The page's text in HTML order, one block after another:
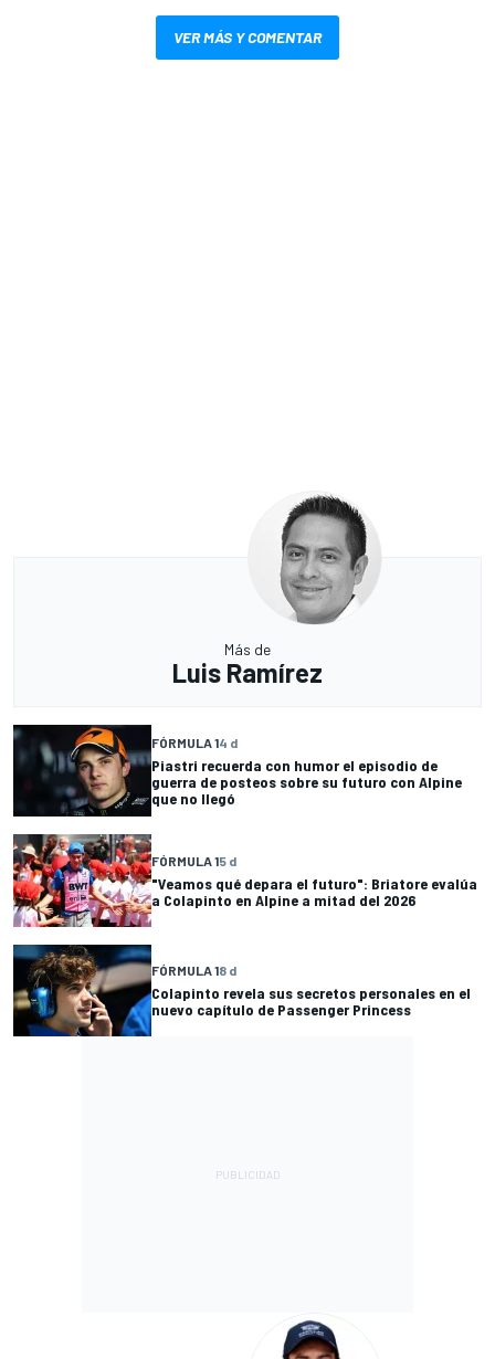
VER MÁS Y COMENTAR
Más de
Luis Ramírez
FÓRMULA 14 d
Piastri recuerda con humor el episodio de
guerra de posteos sobre su futuro con Alpine
que no llegó
FÓRMULA 15 d
"Veamos qué depara el futuro": Briatore evalúa
a Colapinto en Alpine a mitad del 2026
FÓRMULA 18 d
Colapinto revela sus secretos personales en el
nuevo capítulo de Passenger Princess